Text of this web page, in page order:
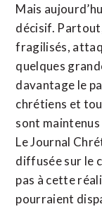
Mais
décisif.
fragilisés,
quelques
davantage le
chrétiens et
sont
Le Journal
diffusée sur le
pas à cette
pourraient